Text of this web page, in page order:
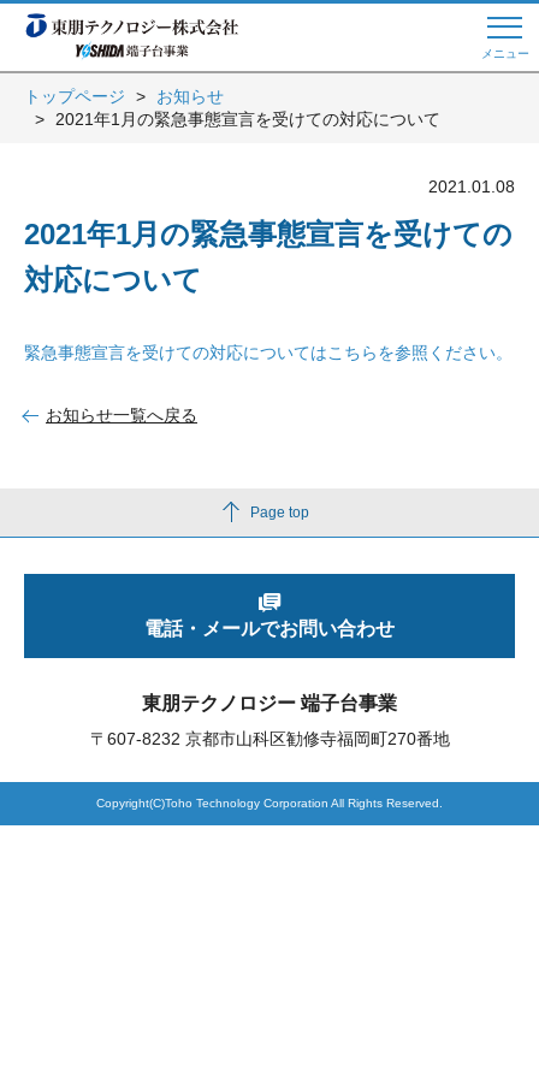
メニュー
Web商談 ご希望の方はこちら
電話・メールでお問い合わせ
東朋テクノロジーサイトへ
よくある質問
品質への取り組み 環境方針について
トップページ
お知らせ
2021年1月の緊急事態宣言を受けての対応について
2021.01.08
2021年1月の緊急事態宣言を受けての
対応について
緊急事態宣言を受けての対応についてはこちらを参照ください。
お知らせ一覧へ戻る
Page top
東朋テクノロジー 端子台事業
〒607-8232 京都市山科区勧修寺福岡町270番地
電話・メールでお問い合わせ
Copyright(C)Toho Technology Corporation All Rights Reserved.